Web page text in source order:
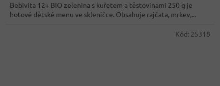
Bebivita 12+ BIO zelenina s kuřetem a těstovinami 250 g je
hotové dětské menu ve skleničce. Obsahuje rajčata, mrkev,...
Kód: 25318